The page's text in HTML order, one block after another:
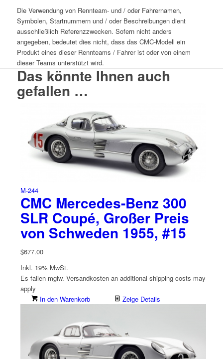
Die Verwendung von Rennteam- und / oder Fahrernamen,
Symbolen, Startnummern und / oder Beschreibungen dient
ausschließlich Referenzzwecken. Sofern nicht anders
angegeben, bedeutet dies nicht, dass das CMC-Modell ein
Produkt eines dieser Rennteams / Fahrer ist oder von einem
dieser Teams unterstützt wird.
Das könnte Ihnen auch
gefallen …
M-244
CMC Mercedes-Benz 300
SLR Coupé, Großer Preis
von Schweden 1955, #15
$677.00
Inkl. 19% MwSt.
Es fallen mglw. Versand­kosten an additional shipping costs may
apply
In den Warenkorb
Zeige Details